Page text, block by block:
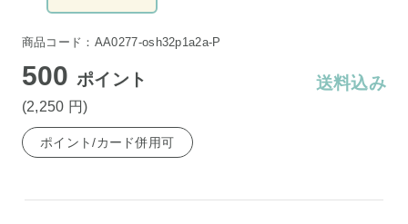
商品コード：AA0277-osh32p1a2a-P
500 ポイント
(2,250 円)
送料込み
ポイント/カード併用可